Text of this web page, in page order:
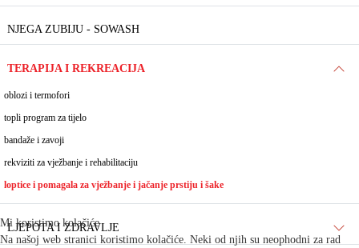
NJEGA ZUBIJU - SOWASH
TERAPIJA I REKREACIJA
oblozi i termofori
topli program za tijelo
bandaže i zavoji
rekviziti za vježbanje i rehabilitaciju
loptice i pomagala za vježbanje i jačanje prstiju i šake
LJEPOTA I ZDRAVLJE
Mi koristimo kolačiće
Na našoj web stranici koristimo kolačiće. Neki od njih su neophodni za rad